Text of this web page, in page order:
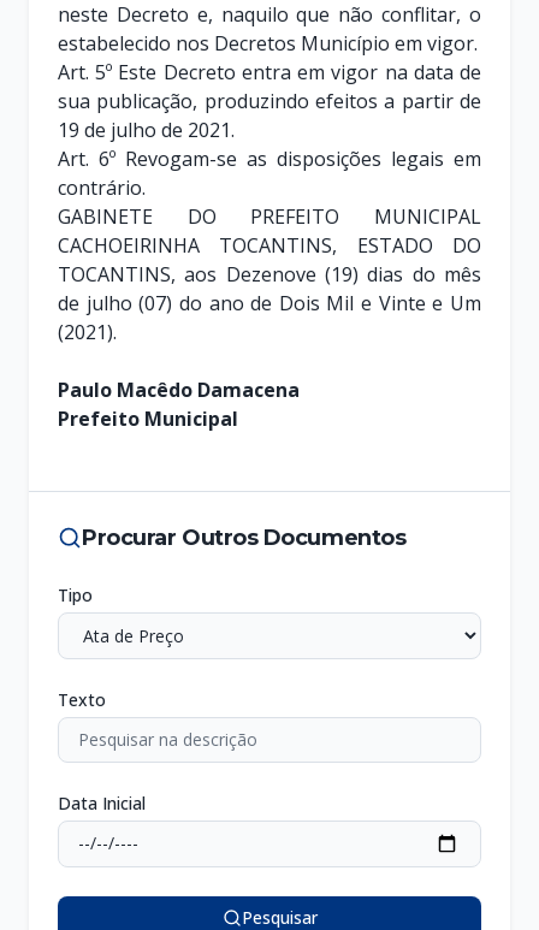
neste Decreto e, naquilo que não conflitar, o
estabelecido nos Decretos Município em vigor.
Art. 5º Este Decreto entra em vigor na data de
sua publicação, produzindo efeitos a partir de
19 de julho de 2021.
Art. 6º Revogam-se as disposições legais em
contrário.
GABINETE DO PREFEITO MUNICIPAL
CACHOEIRINHA TOCANTINS, ESTADO DO
TOCANTINS, aos Dezenove (19) dias do mês
de julho (07) do ano de Dois Mil e Vinte e Um
(2021).
Paulo Macêdo Damacena
Prefeito Municipal
Procurar Outros Documentos
Tipo
Texto
Data Inicial
Pesquisar